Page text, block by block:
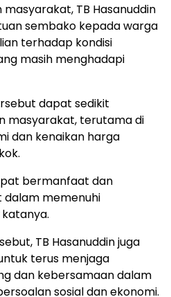
TB Hasanuddin
sembako kepada warga
terhadap kondisi
masih menghadapi
dapat sedikit
masyarakat, terutama di
dan kenaikan harga
bermanfaat dan
memenuhi
TB Hasanuddin juga
terus menjaga
dan kebersamaan dalam
sosial dan ekonomi.